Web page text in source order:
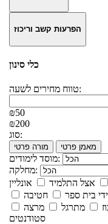
הפרעות קשב וריכוז
כלי סינון
טווח מחירים לשעה:
₪50
₪200
סוג:
מורה פרטי מאמן פרטי
מוסד לימודים:
מחלקה:
אצל התלמיד
אונליין
בית ספר
חטיבה
מתרגל
מרצה
סטודנטים